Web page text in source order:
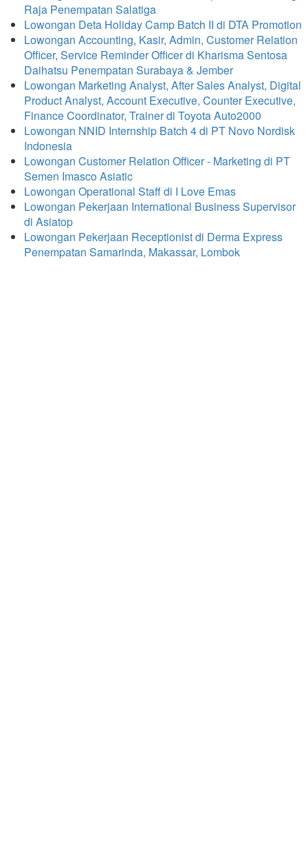
Raja Penempatan Salatiga
Lowongan Deta Holiday Camp Batch II di DTA Promotion
Lowongan Accounting, Kasir, Admin, Customer Relation
Officer, Service Reminder Officer di Kharisma Sentosa
Daihatsu Penempatan Surabaya & Jember
Lowongan Marketing Analyst, After Sales Analyst, Digital
Product Analyst, Account Executive, Counter Executive,
Finance Coordinator, Trainer di Toyota Auto2000
Lowongan NNID Internship Batch 4 di PT Novo Nordisk
Indonesia
Lowongan Customer Relation Officer - Marketing di PT
Semen Imasco Asiatic
Lowongan Operational Staff di I Love Emas
Lowongan Pekerjaan International Business Supervisor
di Asiatop
Lowongan Pekerjaan Receptionist di Derma Express
Penempatan Samarinda, Makassar, Lombok